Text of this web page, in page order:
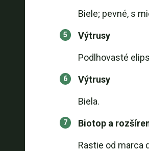
Biele; pevné, s
Výtrusy
Podlhovasté
Výtrusy
Biela.
Biotop a
Rastie od marca